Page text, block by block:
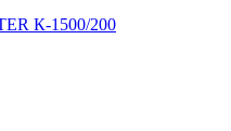
К-1500/200